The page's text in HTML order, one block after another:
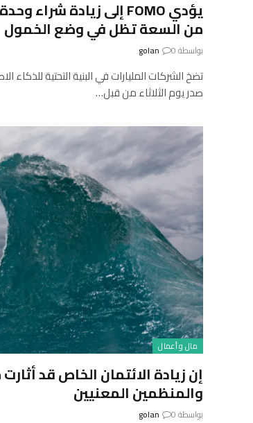
من السعة تظل في وضع الخمول
بواسطة golan 0
تضخ الشركات المليارات في البنية التحتية للذكاء
صدر يوم الثلاثاء من قبل…
مال و أعمال
إن زيادة الائتمان الخاص قد
والمنظمين المعنيين
بواسطة golan 0